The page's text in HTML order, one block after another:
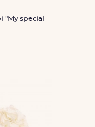
"My special